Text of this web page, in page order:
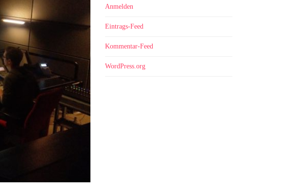
Anmelden
Eintrags-Feed
Kommentar-Feed
WordPress.org